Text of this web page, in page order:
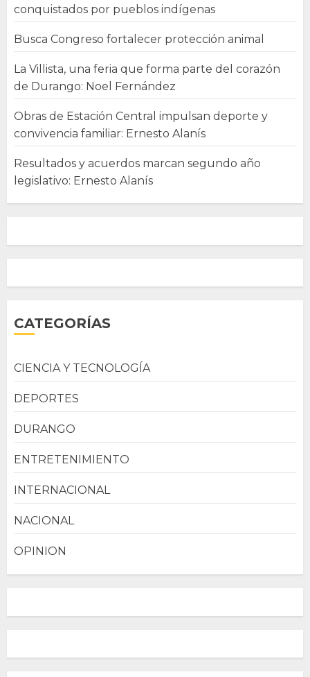
conquistados por pueblos indígenas
Busca Congreso fortalecer protección animal
La Villista, una feria que forma parte del corazón
de Durango: Noel Fernández
Obras de Estación Central impulsan deporte y
convivencia familiar: Ernesto Alanís
Resultados y acuerdos marcan segundo año
legislativo: Ernesto Alanís
CATEGORÍAS
CIENCIA Y TECNOLOGÍA
DEPORTES
DURANGO
ENTRETENIMIENTO
INTERNACIONAL
NACIONAL
OPINION